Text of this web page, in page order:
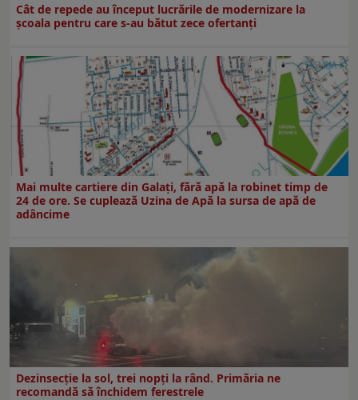
Cât de repede au început lucrările de modernizare la
şcoala pentru care s-au bătut zece ofertanţi
Mai multe cartiere din Galați, fără apă la robinet timp de
24 de ore. Se cuplează Uzina de Apă la sursa de apă de
adâncime
Dezinsecţie la sol, trei nopţi la rând. Primăria ne
recomandă să închidem ferestrele